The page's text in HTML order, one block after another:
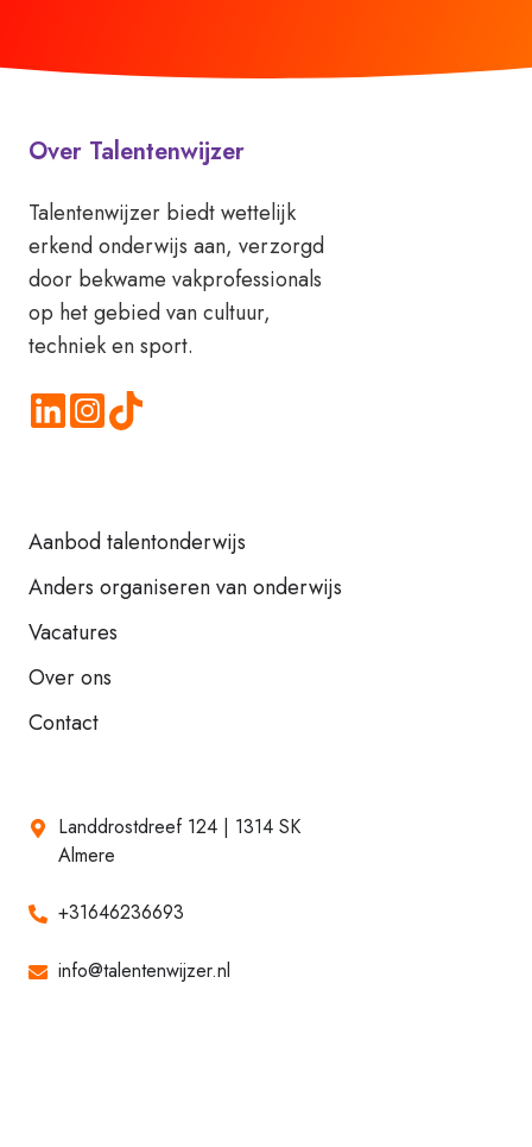
Over Talentenwijzer
Talentenwijzer biedt wettelijk
erkend onderwijs aan, verzorgd
door bekwame vakprofessionals
op het gebied van cultuur,
techniek en sport.
Aanbod talentonderwijs
Anders organiseren van onderwijs
Vacatures
Over ons
Contact
Landdrostdreef 124 | 1314 SK
Almere
+31646236693
info@talentenwijzer.nl